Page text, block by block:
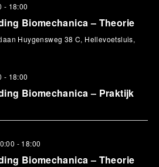
- 18:00
Biomechanica – Theorie
Huygensweg 38 C, Hellevoetsluis,
- 18:00
Biomechanica – Praktijk
- 18:00
Biomechanica – Theorie